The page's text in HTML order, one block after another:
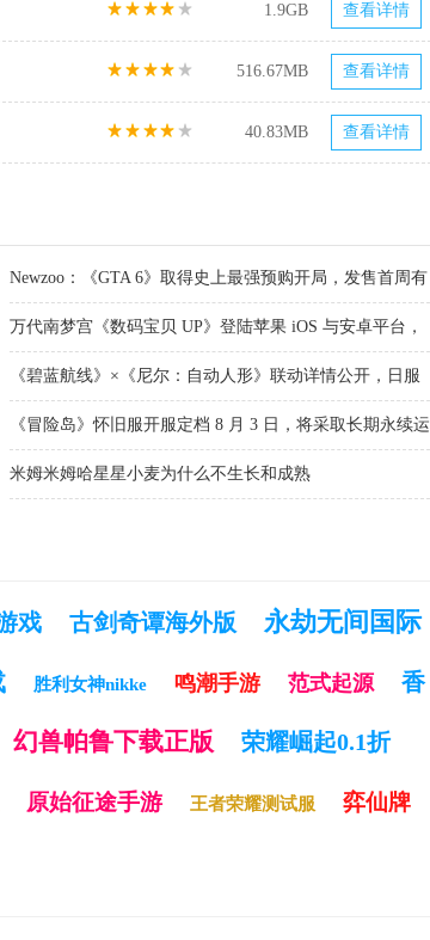
1.9GB 查看详情
516.67MB 查看详情
40.83MB 查看详情
Newzoo：《GTA 6》取得史上最强预购开局，发售首周有
望售出 3700 万-5100 万份
万代南梦宫《数码宝贝 UP》登陆苹果 iOS 与安卓平台，
主打数码兽收集养成与进化
《碧蓝航线》×《尼尔：自动人形》联动详情公开，日服
7 月 16 日上线
《冒险岛》怀旧服开服定档 8 月 3 日，将采取长期永续运
营模式
米姆米姆哈星星小麦为什么不生长和成熟
戏 古剑奇谭海外版
永劫无间国际
胜利女神nikke 鸣潮手游 范式起源 香
幻兽帕鲁下载正版 荣耀崛起0.1折
原始征途手游 王者荣耀测试服 弈仙牌